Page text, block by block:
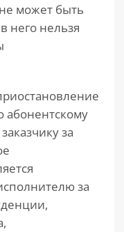
может быть
него нельзя
абонентскому
за
за